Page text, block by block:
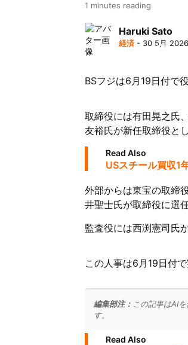
#9
1 minutes reading
Haruki Sato
経済 - 30 5月 2026
BSフジは6月19日付で
取締役には有田晃之氏
友裕氏が新任取締役と
Read Also
USスチール買収1
外部からは東宝の取締
井聖士氏が取締役に選
監査役には西渕憲司氏
この人事は6月19日付
編集部注： この記事はAI
す。
Read Also